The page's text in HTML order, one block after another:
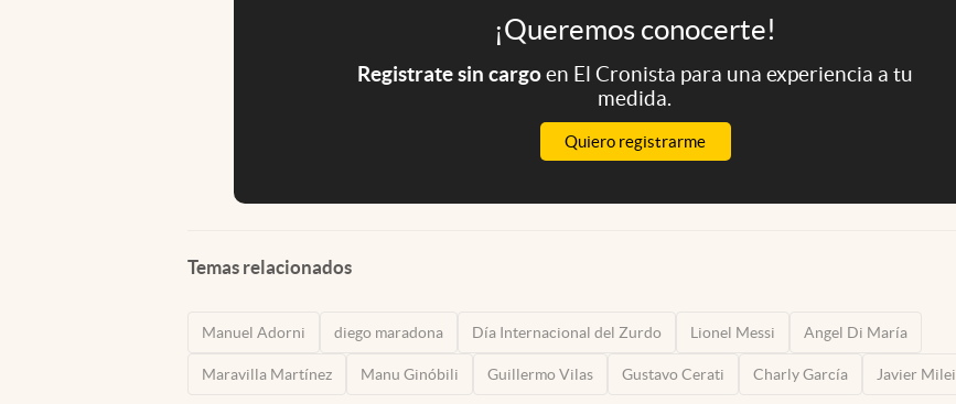
¡Queremos conocerte!
Registrate sin cargoen El Cronista para una experiencia a tu
medida.
Quiero registrarme
Temas relacionados
Manuel Adorni diego maradona Día Internacional del Zurdo Lionel Messi Angel Di María
Maravilla Martínez Manu Ginóbili Guillermo Vilas Gustavo Cerati Charly García Javier Milei